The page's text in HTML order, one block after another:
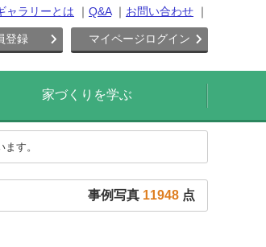
ャラリーとは Q&A お問い合わせ
登録 マイページログイン
家づくりを学ぶ
す。
事例写真 11948 点